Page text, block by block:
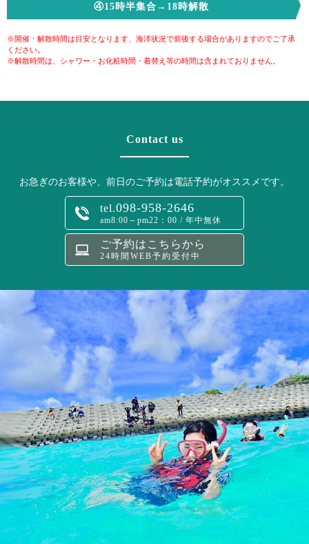
④15時半集合→18時解散
※開催・解散時間は目安となります、海洋状況で前後する場合がありますのでご了承
ください。
※解散時間は、シャワー・お化粧時間・着替え等の時間は含まれておりません。
Contact us
お急ぎのお客様や、前日のご予約は電話予約がオススメです。
tel.098-958-2646
am8:00～pm22：00 / 年中無休
ご予約はこちらから
24時間WEB予約受付中